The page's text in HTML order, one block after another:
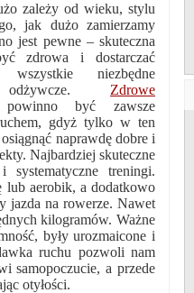
zależy od wieku, stylu
jak dużo zamierzamy
jest pewne – skuteczna
zdrowa i dostarczać
wszystkie niezbędne
odżywcze. Zdrowe
być zawsze
gdyż tylko w ten
naprawdę dobre i
Najbardziej skuteczne
systematyczne treningi.
lub aerobik, a dodatkowo
jazda na rowerze. Nawet
kilogramów. Ważne
były urozmaicone i
ruchu pozwoli nam
samopoczucie, a przede
otyłości.